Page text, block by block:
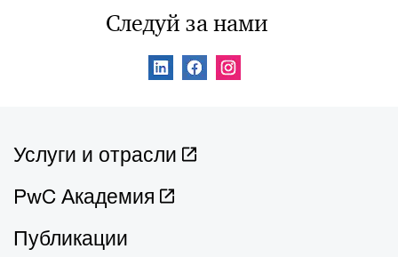
Следуй за нами
Услуги и отрасли
PwC Академия
Публикации